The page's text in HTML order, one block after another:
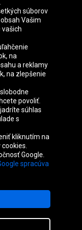
Éire
Magyarország
United
Kingdom
súborov
Vašim
na
a reklamy
na zlepšenie
povoliť.
súhlas
s
kliknutím na
Google.
spracúva